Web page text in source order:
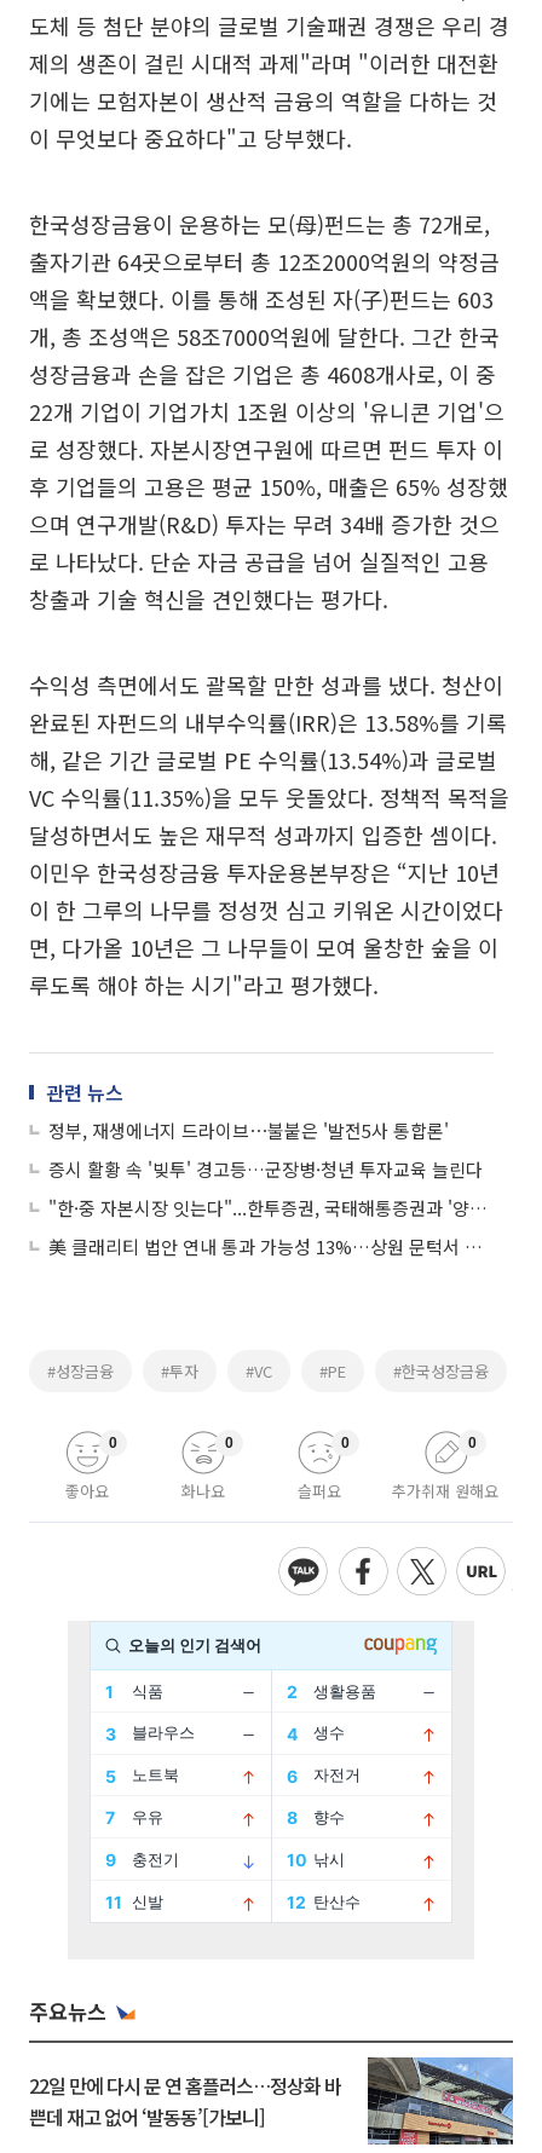
도체 등 첨단 분야의 글로벌 기술패권 경쟁은 우리 경
제의 생존이 걸린 시대적 과제"라며 "이러한 대전환
기에는 모험자본이 생산적 금융의 역할을 다하는 것
이 무엇보다 중요하다"고 당부했다.
한국성장금융이 운용하는 모(母)펀드는 총 72개로,
출자기관 64곳으로부터 총 12조2000억원의 약정금
액을 확보했다. 이를 통해 조성된 자(子)펀드는 603
개, 총 조성액은 58조7000억원에 달한다. 그간 한국
성장금융과 손을 잡은 기업은 총 4608개사로, 이 중
22개 기업이 기업가치 1조원 이상의 '유니콘 기업'으
로 성장했다. 자본시장연구원에 따르면 펀드 투자 이
후 기업들의 고용은 평균 150%, 매출은 65% 성장했
으며 연구개발(R&D) 투자는 무려 34배 증가한 것으
로 나타났다. 단순 자금 공급을 넘어 실질적인 고용
창출과 기술 혁신을 견인했다는 평가다.
수익성 측면에서도 괄목할 만한 성과를 냈다. 청산이
완료된 자펀드의 내부수익률(IRR)은 13.58%를 기록
해, 같은 기간 글로벌 PE 수익률(13.54%)과 글로벌
VC 수익률(11.35%)을 모두 웃돌았다. 정책적 목적을
달성하면서도 높은 재무적 성과까지 입증한 셈이다.
이민우 한국성장금융 투자운용본부장은 “지난 10년
이 한 그루의 나무를 정성껏 심고 키워온 시간이었다
면, 다가올 10년은 그 나무들이 모여 울창한 숲을 이
루도록 해야 하는 시기"라고 평가했다.
관련 뉴스
정부, 재생에너지 드라이브⋯불붙은 '발전5사 통합론'
증시 활황 속 '빚투' 경고등…군장병·청년 투자교육 늘린다
"한·중 자본시장 잇는다"...한투증권, 국태해통증권과 '양방향 투자 포럼' 개최
美 클래리티 법안 연내 통과 가능성 13%…상원 문턱서 제동
#성장금융 #투자 #VC #PE #한국성장금융
좋아요
0
화나요
0
슬퍼요
0
추가취재 원해요
0
주요뉴스
22일 만에 다시 문 연 홈플러스…정상화 바
쁜데 재고 없어 ‘발동동’[가보니]